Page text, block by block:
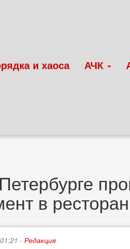
и хаоса АЧК
в
- Редакция